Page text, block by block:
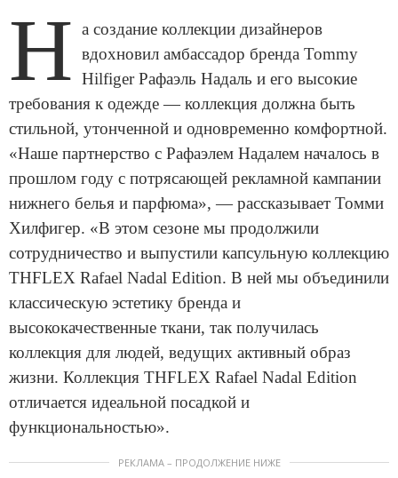
Н а создание коллекции дизайнеров
вдохновил амбассадор бренда Tommy
Hilfiger Рафаэль Надаль и его высокие
требования к одежде — коллекция должна быть
стильной, утонченной и одновременно комфортной.
«Наше партнерство с Рафаэлем Надалем началось в
прошлом году с потрясающей рекламной кампании
нижнего белья и парфюма», — рассказывает Томми
Хилфигер. «В этом сезоне мы продолжили
сотрудничество и выпустили капсульную коллекцию
THFLEX Rafael Nadal Edition. В ней мы объединили
классическую эстетику бренда и
высококачественные ткани, так получилась
коллекция для людей, ведущих активный образ
жизни. Коллекция THFLEX Rafael Nadal Edition
отличается идеальной посадкой и
функциональностью».
РЕКЛАМА – ПРОДОЛЖЕНИЕ НИЖЕ